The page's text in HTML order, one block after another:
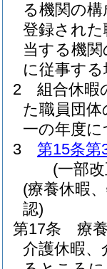
る機関の
登録され
当する機
に従事す
2
組合休暇
た職員団
一の年度
3
第15条第
(一部
(療養休暇
認)
第17条
療
介護休暇